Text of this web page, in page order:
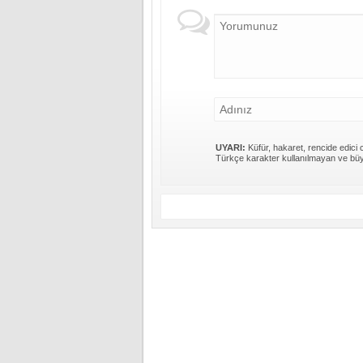
UYARI: Küfür, hakaret, rencide edici
Türkçe karakter kullanılmayan ve